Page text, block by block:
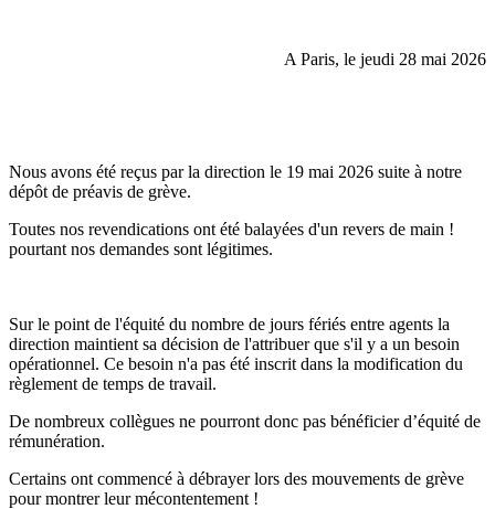
A Paris, le jeudi 28 mai 2026
Nous avons été reçus par la direction le 19 mai 2026 suite à notre
dépôt de préavis de grève.
Toutes nos revendications ont été balayées d'un revers de main !
pourtant nos demandes sont légitimes.
Sur le point de l'équité du nombre de jours fériés entre agents la
direction maintient sa décision de l'attribuer que s'il y a un besoin
opérationnel. Ce besoin n'a pas été inscrit dans la modification du
règlement de temps de travail.
De nombreux collègues ne pourront donc pas bénéficier d’équité de
rémunération.
Certains ont commencé à débrayer lors des mouvements de grève
pour montrer leur mécontentement !